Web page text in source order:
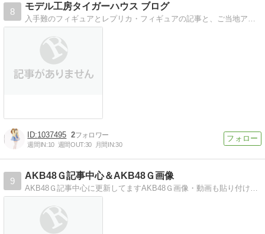
8
モデル工房タイガーハウス ブログ
1037495 2
週間IN:10 週間OUT:30 月間IN:30
9
AKB48Ｇ記事中心＆AKB48Ｇ画像